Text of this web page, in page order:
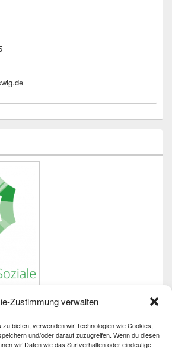
Zustimmung verwalten
zu bieten, verwenden wir Technologien wie Cookies,
und/oder darauf zuzugreifen. Wenn du diesen
wir Daten wie das Surfverhalten oder eindeutige